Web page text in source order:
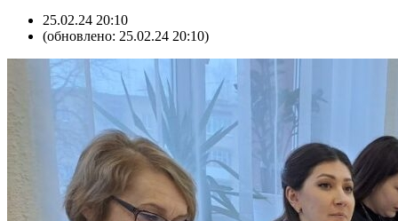
25.02.24 20:10
(обновлено: 25.02.24 20:10)